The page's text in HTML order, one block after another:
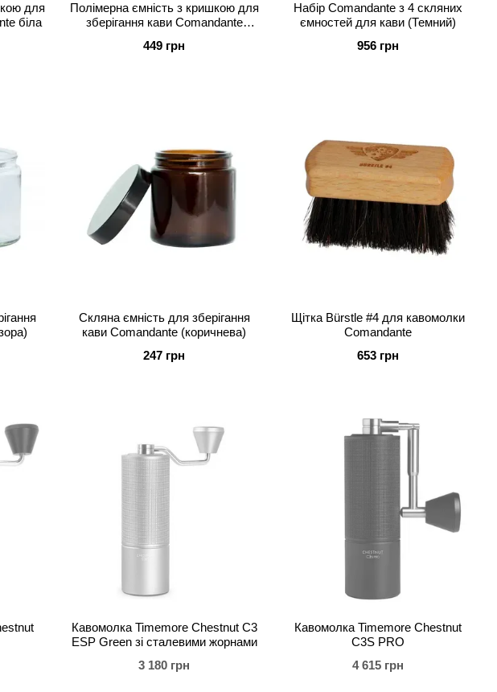
для
біла
Полімерна ємність з кришкою для
зберігання кави Comandante
449 грн
Набір Comandante з 4 скляних
ємностей для кави (Темний)
956 грн
Скляна ємність для зберігання
кави Comandante (коричнева)
247 грн
Щітка Bürstle #4 для кавомолки
Comandante
653 грн
Кавомолка Timemore Chestnut C3
ESP Green зі сталевими жорнами
3 180 грн
Кавомолка Timemore Chestnut
C3S PRO
4 615 грн